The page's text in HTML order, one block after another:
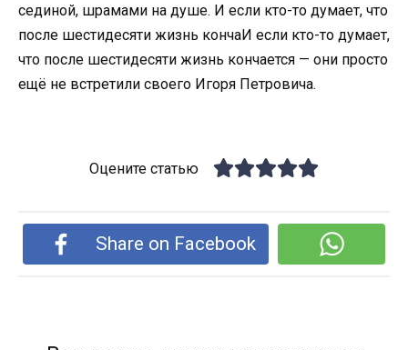
сединой, шрамами на душе. И если кто-то думает, что
после шестидесяти жизнь кончаИ если кто-то думает,
что после шестидесяти жизнь кончается — они просто
ещё не встретили своего Игоря Петровича.
Оцените статью
Share on Facebook